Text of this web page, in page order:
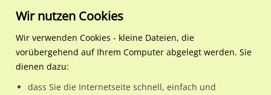
Regionale Plakatwerbung Thüringen
Zella-Mehlis, Stadt
Suhler Str/B 62/Am
Wir nutzen Cookies
Wir verwenden Cookies - kleine Dateien, die
vorübergehend auf Ihrem Computer abgelegt werden. Sie
dienen dazu:
dass Sie die Internetseite schnell, einfach und